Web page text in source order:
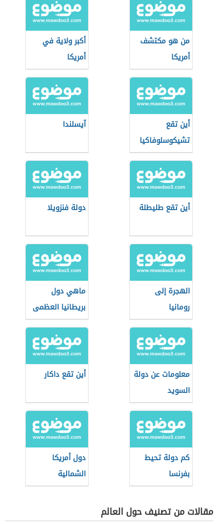
من هو مكتشف
أمريكا
أكبر ولاية في
أمريكا
أين تقع
تشيكوسلوفاكيا
آيسلندا
أين تقع طليطلة دولة فنزويلا
الهجرة إلى
رومانيا
ماهي دول
بريطانيا العظمى
معلومات عن دولة
السويد
أين تقع داكار
كم دولة تحيط
بفرنسا
دول أمريكا
الشمالية
والجنوبية
مقالات من تصنيف حول العالم